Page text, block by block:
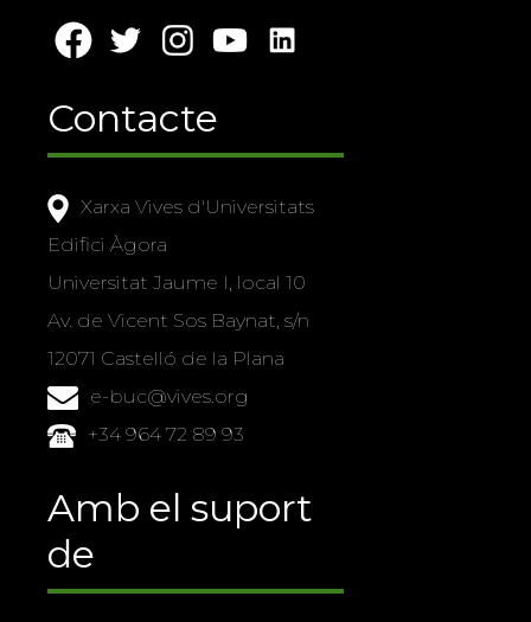
Contacte
Xarxa Vives d'Universitats
Edifici Àgora
Universitat Jaume I, local 10
Av. de Vicent Sos Baynat, s/n
12071 Castelló de la Plana
e-buc@vives.org
+34 964 72 89 93
Amb el suport
de